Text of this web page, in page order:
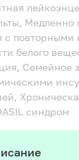
Медленно
повторными
белого
Семейное
синдром